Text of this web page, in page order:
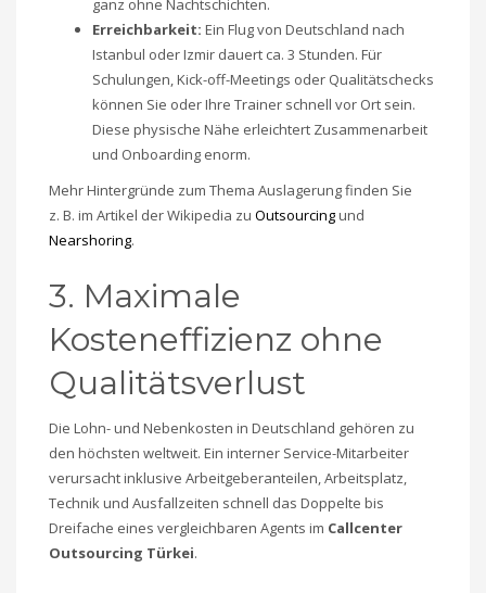
ganz ohne Nachtschichten.
Erreichbarkeit: Ein Flug von Deutschland nach
Istanbul oder Izmir dauert ca. 3 Stunden. Für
Schulungen, Kick-off-Meetings oder Qualitätschecks
können Sie oder Ihre Trainer schnell vor Ort sein.
Diese physische Nähe erleichtert Zusammenarbeit
und Onboarding enorm.
Mehr Hintergründe zum Thema Auslagerung finden Sie
z. B. im Artikel der Wikipedia zu Outsourcingund
Nearshoring.
3. Maximale
Kosteneffizienz ohne
Qualitätsverlust
Die Lohn- und Nebenkosten in Deutschland gehören zu
den höchsten weltweit. Ein interner Service-Mitarbeiter
verursacht inklusive Arbeitgeberanteilen, Arbeitsplatz,
Technik und Ausfallzeiten schnell das Doppelte bis
Dreifache eines vergleichbaren Agents im Callcenter
Outsourcing Türkei.